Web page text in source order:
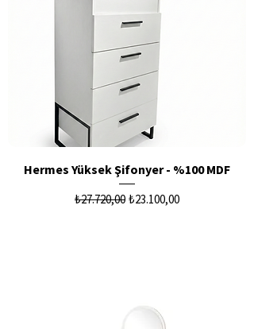
Hermes Yüksek Şifonyer - %100 MDF
Normal Fiyat
₺27.720,00 İndirimli Fiyat
₺23.100,00